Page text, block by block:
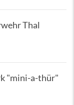
Thal
"mini-a-thür"